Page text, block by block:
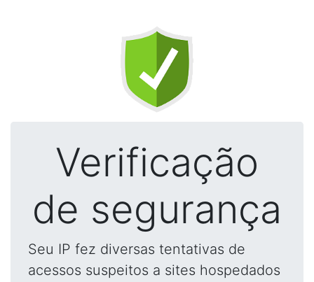
Verificação
de segurança
Seu IP fez diversas tentativas de
acessos suspeitos a sites hospedados